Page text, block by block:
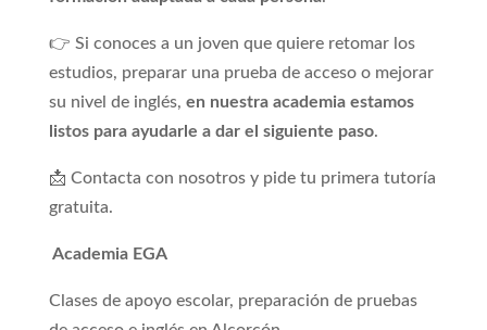
👉 Si conoces a un joven que quiere retomar los
estudios, preparar una prueba de acceso o mejorar
su nivel de inglés, en nuestra academia estamos
listos para ayudarle a dar el siguiente paso.
📩 Contacta con nosotros y pide tu primera tutoría
gratuita.
Academia EGA
Clases de apoyo escolar, preparación de pruebas